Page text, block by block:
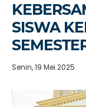
SISWA
Senin, 19 Mei 2025